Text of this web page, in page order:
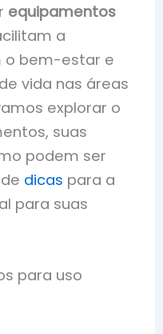
equipamentos
a
o bem-estar e
vida nas áreas
explorar o
suas
podem ser
dicas para a
para suas
para uso